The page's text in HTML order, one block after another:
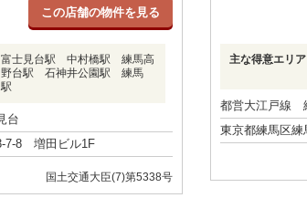
この店舗の物件を見る
富士見台駅 中村橋駅 練馬高
野台駅 石神井公園駅 練馬
駅
台
7-8 増田ビル1F
国土交通大臣(7)第5338号
主な得意エリア
都営大江戸線
東京都練馬区